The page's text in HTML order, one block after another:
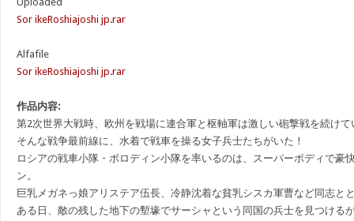
Sor ikeRoshiajoshi jp.rar
Alfafile
Sor ikeRoshiajoshi jp.rar
作品内容:
第2次世界大戦時、欧州を戦場に連合軍と枢軸軍は激しい砲撃戦を続けて
そんな戦争最前線に、水着で戦車を操る女子兵士たちがいた！
ロシアの戦車小隊・ボロディン小隊を率いるのは、スーパーボディで豪
ン。
巨乳メガネっ娘アリステア伍長、冷静沈着な貧乳シスカ軍曹など同志と
ある日、敵の残した地下の塹壕でサーシャという同国の兵士を見つける